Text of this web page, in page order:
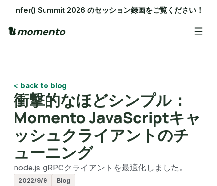
Infer() Summit 2026 のセッション録画をご覧ください！
< back to blog
衝撃的なほどシンプル：
Momento JavaScriptキャ
ッシュクライアントのチ
ューニング
node.js gRPCクライアントを最適化しました。
2022/9/9 Blog